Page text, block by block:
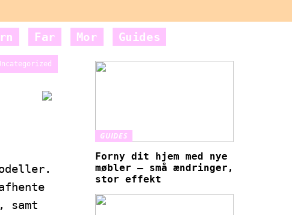
Far Mor Guides
samt
GUIDES
Forny dit hjem med nye
møbler – små ændringer,
stor effekt